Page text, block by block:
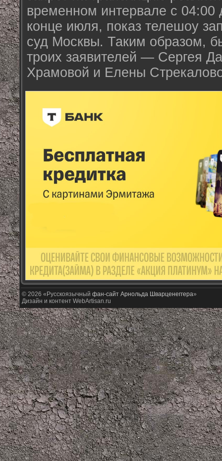
временном интервале с 04:00
конце июля, показ телешоу
суд Москвы. Таким образом,
троих заявителей — Сергея
Храмовой и Елены
© 2026 «Русскоязычный фан-сайт Арнольда Шварценеггера»
Дизайн и контент WebArtisan.ru